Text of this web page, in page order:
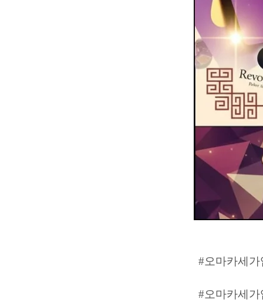
#오마카세
#오마카세